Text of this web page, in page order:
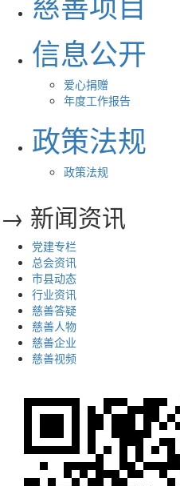
信息公开
爱心捐赠
年度工作报告
政策法规
政策法规
→ 新闻资讯
党建专栏
总会资讯
市县动态
行业资讯
慈善答疑
慈善人物
慈善企业
慈善视频